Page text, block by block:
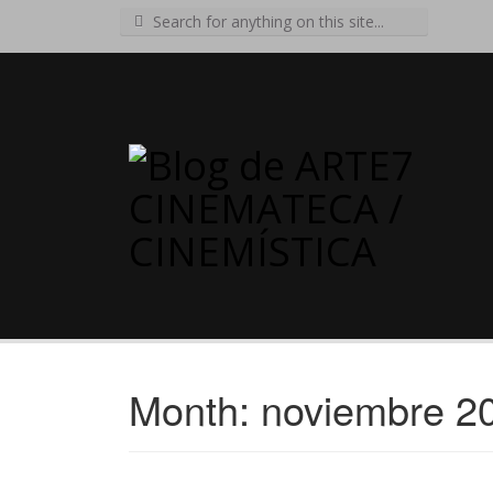
Search
Month: noviembre